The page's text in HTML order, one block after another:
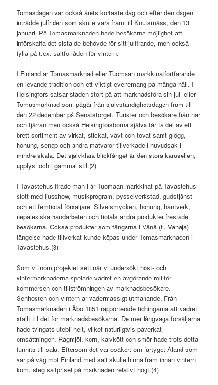
Tomasdagen var också årets kortaste dag och efter den dagen
inträdde julfriden som skulle vara fram till Knutsmäss, den 13
januari. På Tomasmarknaden hade besökarna möjlighet att
införskaffa det sista de behövde för sitt julfirande, men också
fylla på t.ex. saltförråden för vintern.
I Finland är Tomasmarknad eller Tuomaan markkinatfortfarande
en levande tradition och ett viktigt evenemang på många håll. I
Helsingfors satsar staden stort på att marknadsföra sin jul- eller
Tomasmarknad som pågår från självständighetsdagen fram till
den 22 december på Senatstorget. Turister och besökare från när
och fjärran men också Helsingforsborna själva får ta del av ett
brett sortiment av virkat, stickat, vävt och tovat samt glögg,
honung, senap och andra matvaror tillverkade i huvudsak i
mindre skala. Det självklara blickfånget är den stora karusellen,
upplyst och i gammal stil.(2)
I Tavastehus firade man i år Tuomaan markkinat på Tavastehus
slott med ljusshow, musikprogram, pysselverkstad, gudstjänst
och ett femtiotal försäljare. Silversmycken, honung, hantverk,
nepalesiska handarbeten och tiotals andra produkter frestade
besökarna. Också produkter som fångarna i Vånå (fi. Vanaja)
fängelse hade tillverkat kunde köpas under Tomasmarknaden i
Tavastehus.(3)
Som vi inom projektet sett när vi undersökt höst- och
vintermarknaderna spelade vädret en avgörande roll för
kommersen och tillströmningen av marknadsbesökare.
Senhösten och vintern är vädermässigt utmanande. Från
Tomasmarknaden i Åbo 1851 rapporterade tidningarna att vädret
ställt till det för marknadsbesökarna. De mer långväga försäljarna
hade tvingats utebli helt, vilket naturligtvis påverkat
omsättningen. Rågmjöl, korn, kalvkött och smör hade trots detta
funnits till salu. Eftersom det var osäkert om fartyget Åland som
var på väg mot Finland med salt skulle hinna fram innan vintern
kom, steg saltpriset på marknaden relativt högt.(4)